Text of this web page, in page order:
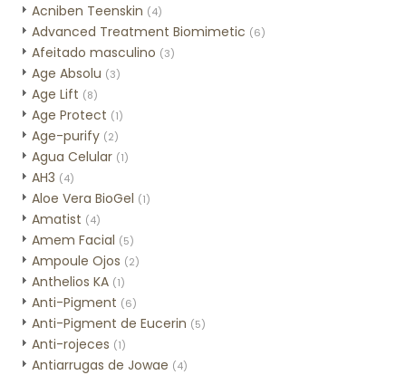
Acniben Teenskin (4)
Advanced Treatment Biomimetic (6)
Afeitado masculino (3)
Age Absolu (3)
Age Lift (8)
Age Protect (1)
Age-purify (2)
Agua Celular (1)
AH3 (4)
Aloe Vera BioGel (1)
Amatist (4)
Amem Facial (5)
Ampoule Ojos (2)
Anthelios KA (1)
Anti-Pigment (6)
Anti-Pigment de Eucerin (5)
Anti-rojeces (1)
Antiarrugas de Jowae (4)